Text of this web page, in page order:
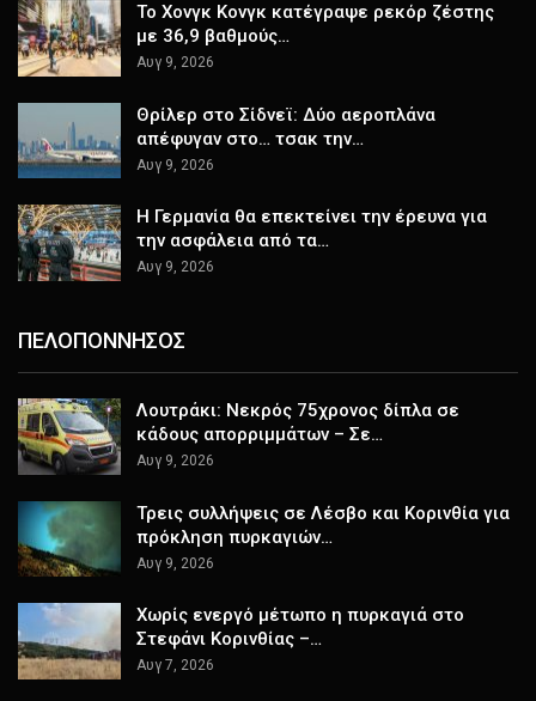
Το Χονγκ Κονγκ κατέγραψε ρεκόρ ζέστης
με 36,9 βαθμούς…
Αυγ 9, 2026
Θρίλερ στο Σίδνεϊ: Δύο αεροπλάνα
απέφυγαν στο… τσακ την…
Αυγ 9, 2026
Η Γερμανία θα επεκτείνει την έρευνα για
την ασφάλεια από τα…
Αυγ 9, 2026
ΠΕΛΟΠΟΝΝΗΣΟΣ
Λουτράκι: Νεκρός 75χρονος δίπλα σε
κάδους απορριμμάτων – Σε…
Αυγ 9, 2026
Τρεις συλλήψεις σε Λέσβο και Κορινθία για
πρόκληση πυρκαγιών…
Αυγ 9, 2026
Χωρίς ενεργό μέτωπο η πυρκαγιά στο
Στεφάνι Κορινθίας –…
Αυγ 7, 2026